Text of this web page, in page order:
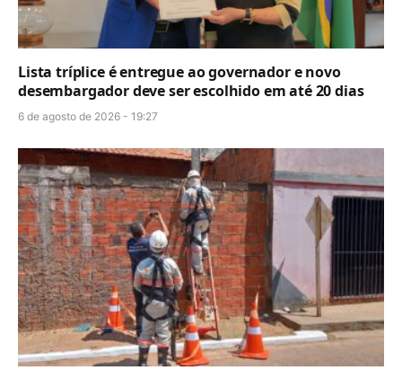
Lista tríplice é entregue ao governador e novo
desembargador deve ser escolhido em até 20 dias
6 de agosto de 2026 - 19:27